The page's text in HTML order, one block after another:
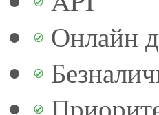
Онлайн